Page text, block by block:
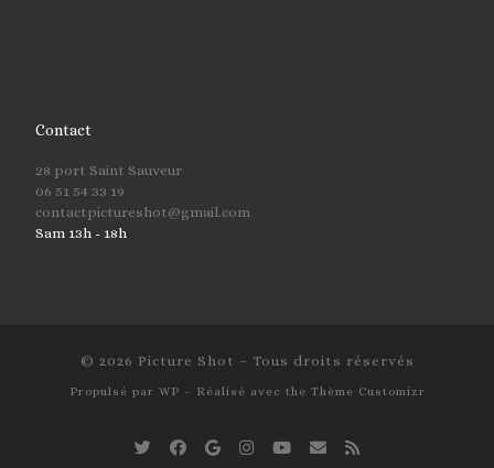
Contact
28 port Saint Sauveur
06 51 54 33 19
contactpictureshot@gmail.com
Sam 13h - 18h
© 2026 Picture Shot – Tous droits réservés
Propulsé par WP – Réalisé avec the Thème Customizr